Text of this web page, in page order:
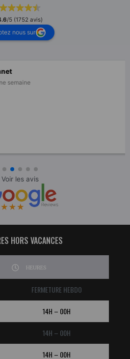
/5 (1752 avis)
nous sur
HORS VACANCES
HEURES
FERMETURE HEBDO
14H – 00H
14H – 00H
14H – 00H